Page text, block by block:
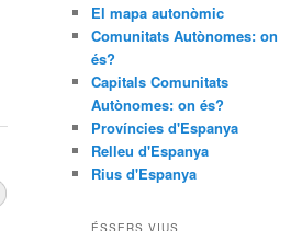
El mapa autonòmic
Comunitats Autònomes: on
és?
Capitals Comunitats
Autònomes: on és?
Províncies d'Espanya
Relleu d'Espanya
Rius d'Espanya
ÉSSERS VIUS